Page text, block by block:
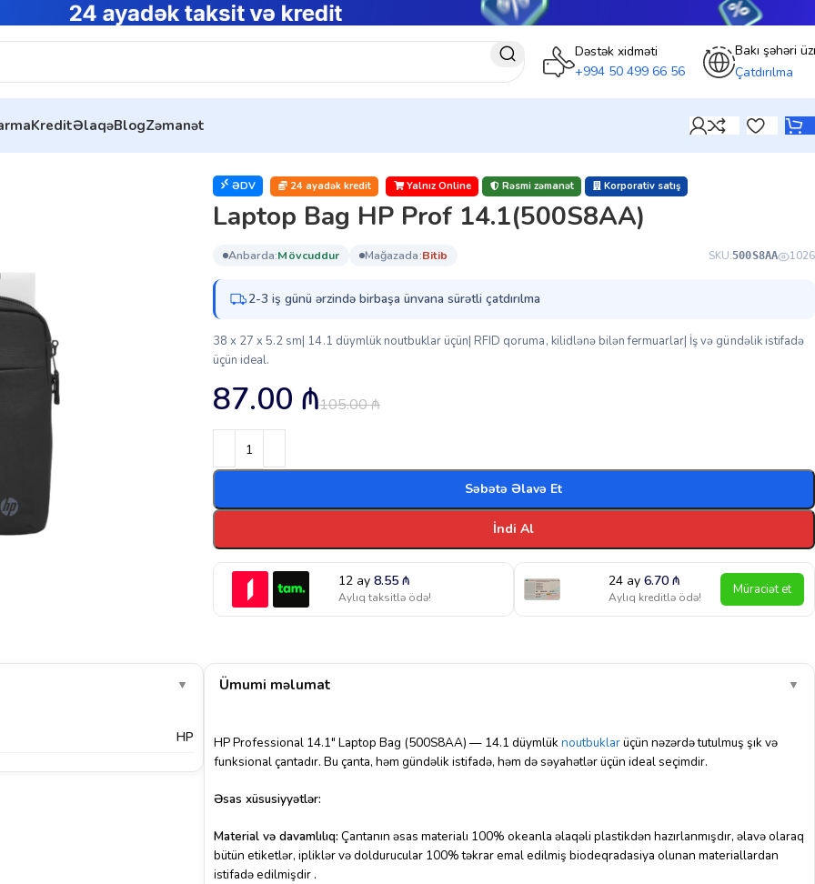
Dəstək xidməti
+994 50 499 66 56
Bakı şəhəri
Çatdırılma
KreditƏlaqəBlogZəmanət
ƏDV 24 ayadək kredit Yalnız Online Rəsmi zəmanət Korporativ satış
Laptop Bag HP Prof 14.1(500S8AA)
anbarda: mövcuddur mağazada: bi̇ti̇b SKU:500S8AA 1026
2-3 iş günü ərzində birbaşa ünvana sürətli çatdırılma
38 x 27 x 5.2 sm| 14.1 düymlük noutbuklar üçün| RFID qoruma, kilidlənə bilən fermuarlar| İş və gündəlik istifadə
üçün ideal.
105.00₼
87.00 ₼
Səbətə Əlavə Et
İndi Al
12 ay8.55₼
Aylıq taksitlə ödə!
24 ay6.70₼
Aylıq kreditlə ödə! Müraciət et
▼
HP
Ümumi məlumat ▼
HP Professional 14.1″ Laptop Bag (500S8AA) — 14.1 düymlük noutbuklarüçün nəzərdə tutulmuş şık və
funksional çantadır. Bu çanta, həm gündəlik istifadə, həm də səyahətlər üçün ideal seçimdir.
Əsas xüsusiyyətlər:
Material və davamlılıq: Çantanın əsas materialı 100% okeanla əlaqəli plastikdən hazırlanmışdır, əlavə olaraq
bütün etiketlər, ipliklər və doldurucular 100% təkrar emal edilmiş biodeqradasiya olunan materiallardan
istifadə edilmişdir .